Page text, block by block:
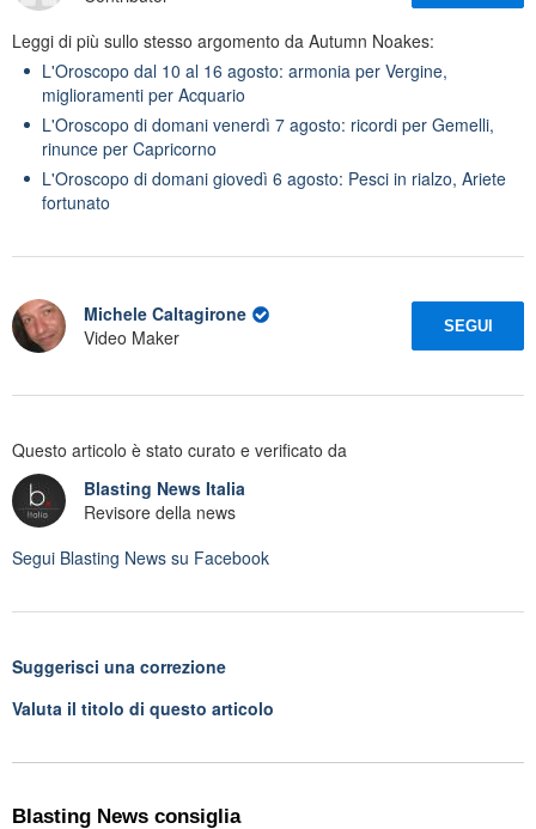
Leggi di più sullo stesso argomento da Autumn Noakes:
L'Oroscopo dal 10 al 16 agosto: armonia per Vergine,
miglioramenti per Acquario
L'Oroscopo di domani venerdì 7 agosto: ricordi per Gemelli,
rinunce per Capricorno
L'Oroscopo di domani giovedì 6 agosto: Pesci in rialzo, Ariete
fortunato
Michele Caltagirone
Video Maker
SEGUI
Questo articolo è stato curato e verificato da
Blasting News Italia
Revisore della news
Segui Blasting News su Facebook
Suggerisci una correzione
Valuta il titolo di questo articolo
Blasting News consiglia